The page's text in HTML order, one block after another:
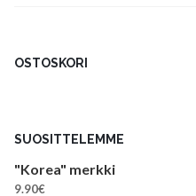
OSTOSKORI
SUOSITTELEMME
"Korea" merkki
9.90€